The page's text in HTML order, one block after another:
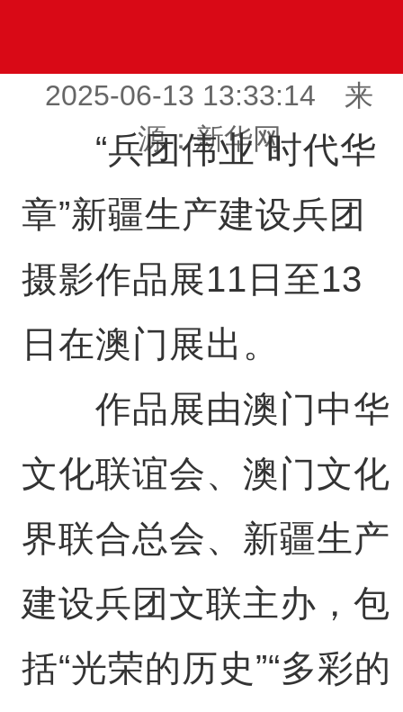
2025-06-13 13:33:14 来
源：新华网
“兵团伟业 时代华
章”新疆生产建设兵团
摄影作品展11日至13
日在澳门展出。
作品展由澳门中华
文化联谊会、澳门文化
界联合总会、新疆生产
建设兵团文联主办，包
括“光荣的历史”“多彩的